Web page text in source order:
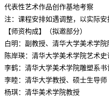
代表性艺术作品创作基地考察
注：课程安排如遇调整，以实际安
【师资构成】（拟邀部分）
白明：副教授、清华大学美术学
陈岸瑛：清华大学美术学院艺术史
李鹤：清华大学美术学院雕塑系书
李睦：清华大学教授、硕士生导师
杨琪：清华美术学院教授